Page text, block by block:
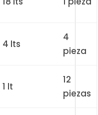
4 lts
4
pieza
1 lt
12
piezas